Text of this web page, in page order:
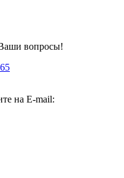
вопросы!
на E-mail: